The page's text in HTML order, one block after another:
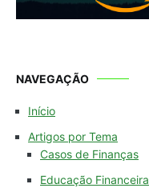
NAVEGAÇÃO
Início
Artigos por Tema
Casos de Finanças
Educação Financeira